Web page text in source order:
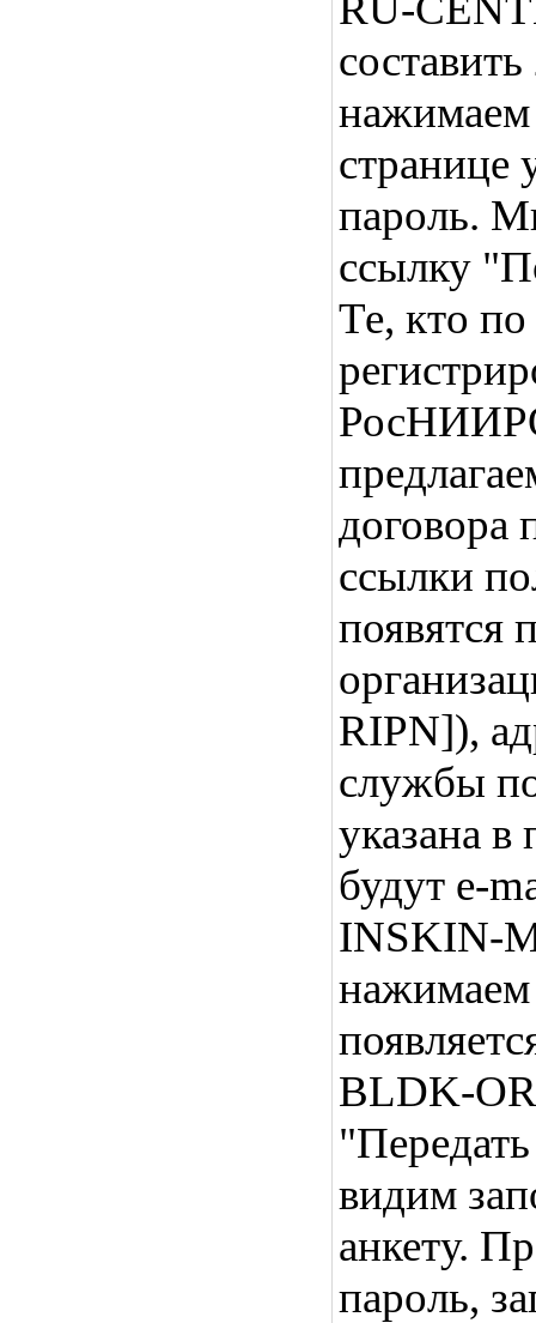
странице
пароль.
ссылку
Те, кто
договора
ссылки
появятся
RIPN]),
службы
указана
будут e-
INSKIN-
BLDK-
видим
анкету.
пароль,